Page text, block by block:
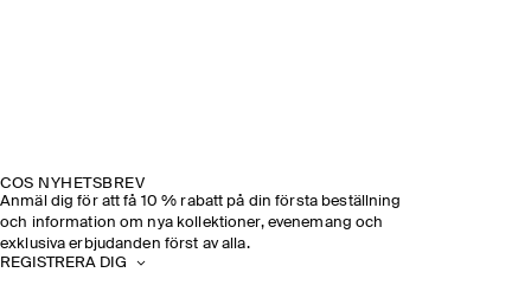
COS NYHETSBREV
Anmäl dig för att få 10 % rabatt på din första beställning
och information om nya kollektioner, evenemang och
exklusiva erbjudanden först av alla.
REGISTRERA DIG